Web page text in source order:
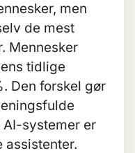
men
de mest
Mennesker
tidlige
Den forskel gør
systemer er
assistenter.